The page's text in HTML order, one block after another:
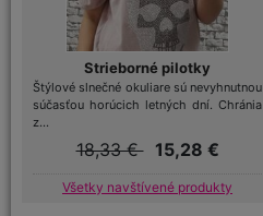
Strieborné pilotky
Štýlové slnečné okuliare sú nevyhnutnou
súčasťou horúcich letných dní. Chránia
z...
18,33 € 15,28 €
Všetky navštívené produkty